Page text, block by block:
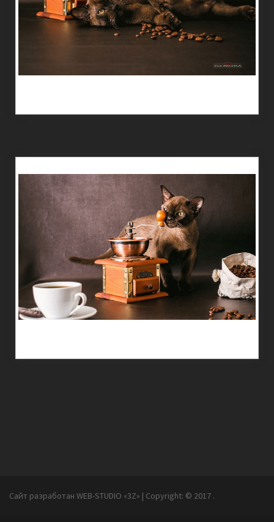
Сайт разработан WEB-STUDIO «3Z» | Copyright: © 2017 .